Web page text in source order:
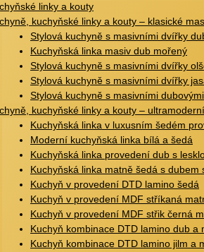
linky a kouty
kuchyňské linky a kouty – klasické
Stylová kuchyně s masivními dvířky
Kuchyňská linka masiv dub mořený
Stylová kuchyně s masivními dvířky
Stylová kuchyně s masivními dvířky
Stylová kuchyně s masivními
kuchyňské linky a kouty – ultramoderní
Kuchyňská linka v luxusním šedém
Moderní kuchyňská linka bílá a šedá
Kuchyňská linka provedení dub s
Kuchyňská linka matně šedá s dubem
Kuchyň v provedení DTD lamino šedá
Kuchyň v provedení MDF stříkaná
Kuchyň v provedení MDF střik černá
Kuchyň kombinace DTD lamino dub a
Kuchyň kombinace DTD lamino jilm a